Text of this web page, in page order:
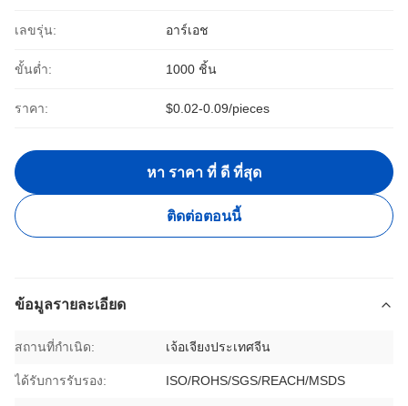
เลขรุ่น: อาร์เอช
ขั้นต่ำ: 1000 ชิ้น
ราคา: $0.02-0.09/pieces
หา ราคา ที่ ดี ที่สุด
ติดต่อตอนนี้
ข้อมูลรายละเอียด
สถานที่กำเนิด: เจ้อเจียงประเทศจีน
ได้รับการรับรอง: ISO/ROHS/SGS/REACH/MSDS